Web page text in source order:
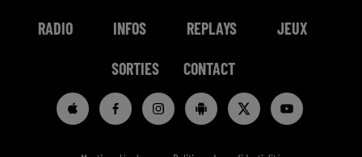
RADIO INFOS REPLAYS JEUX
SORTIES CONTACT